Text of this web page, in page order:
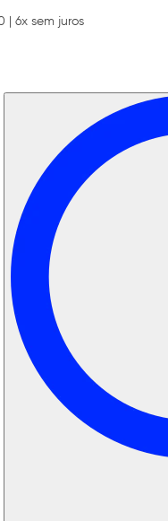
| 6x sem juros